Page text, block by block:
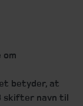
om
betyder, at
skifter navn til